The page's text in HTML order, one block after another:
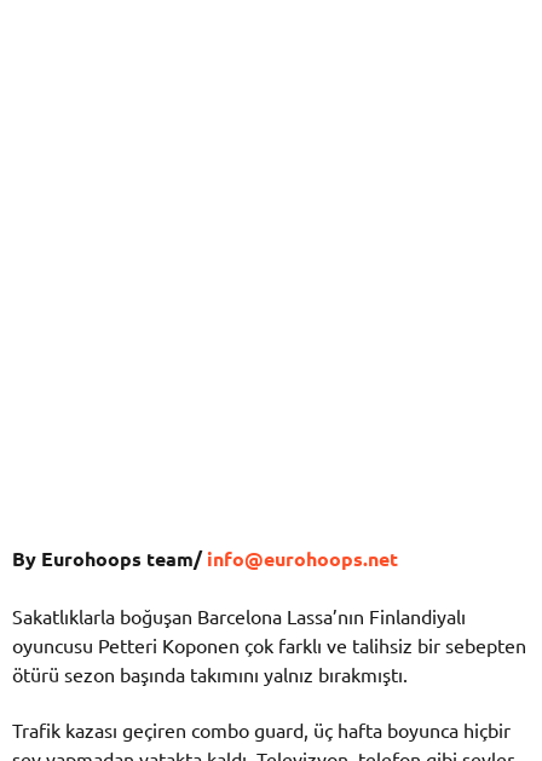
By Eurohoops team/info@eurohoops.net
Sakatlıklarla boğuşan Barcelona Lassa’nın Finlandiyalı
oyuncusu Petteri Koponen çok farklı ve talihsiz bir sebepten
ötürü sezon başında takımını yalnız bırakmıştı.
Trafik kazası geçiren combo guard, üç hafta boyunca hiçbir